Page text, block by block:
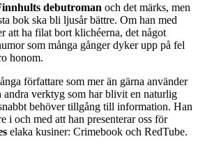
debutroman och det märks, men
bok ska bli ljusår bättre. Om han med
att ha filat bort klichéerna, det något
som många gånger dyker upp på fel
honom.
författare som mer än gärna använder
andra verktyg som har blivit en naturlig
behöver tillgång till information. Han
i och med att han presenterar oss för
elaka kusiner: Crimebook och RedTube.